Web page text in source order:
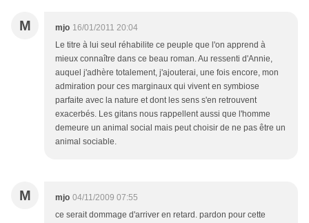
M mjo 16/01/2011 20:04
Le titre à lui seul réhabilite ce peuple que l'on apprend à
mieux connaître dans ce beau roman. Au ressenti d'Annie,
auquel j'adhère totalement, j'ajouterai, une fois encore, mon
admiration pour ces marginaux qui vivent en symbiose
parfaite avec la nature et dont les sens s'en retrouvent
exacerbés. Les gitans nous rappellent aussi que l'homme
demeure un animal social mais peut choisir de ne pas être un
animal sociable.
M mjo 04/11/2009 07:55
ce serait dommage d'arriver en retard. pardon pour cette